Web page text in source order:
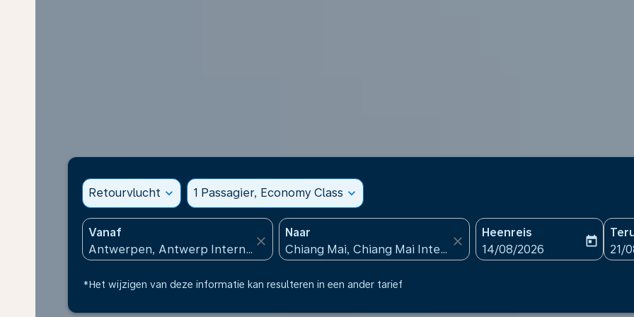
Retourvlucht expand_more 1 Passagier, Economy Class expand_more
Vanaf
close
Naar
close
Heenreis
fc-booking-departure-
14/08/2026
today
fc-
21/
*Het wijzigen van deze informatie kan resulteren in een ander tarief